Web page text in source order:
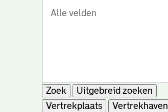
Zoek
Uitgebreid zoeken
Vertrekplaats
Vertrekhaven